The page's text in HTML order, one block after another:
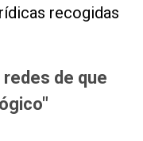
recogidas
de que